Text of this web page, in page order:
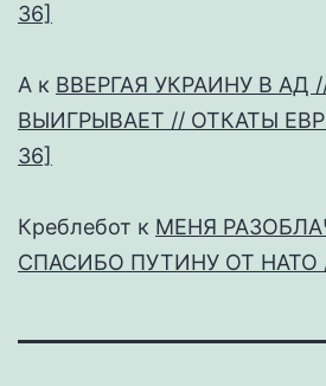
36]
А к ВВЕРГАЯ УКРАИНУ В АД
ВЫИГРЫВАЕТ // ОТКАТЫ
36]
Креблебот к МЕНЯ
СПАСИБО ПУТИНУ ОТ НАТО